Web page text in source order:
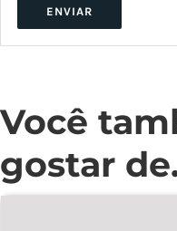
Você
gostar